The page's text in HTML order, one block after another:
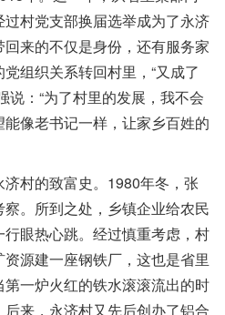
村党支部换届选举成为了永济
来的不仅是身份，还有服务家
组织关系转回村里，“又成了
说：“为了村里的发展，我不会
像老书记一样，让家乡百姓的
村的致富史。1980年冬，张
。所到之处，乡镇企业给农民
眼热心跳。经过慎重考虑，村
源建一座钢铁厂，这也是省里
一炉火红的铁水滚滚流出的时
来，永济村又先后创办了铝合